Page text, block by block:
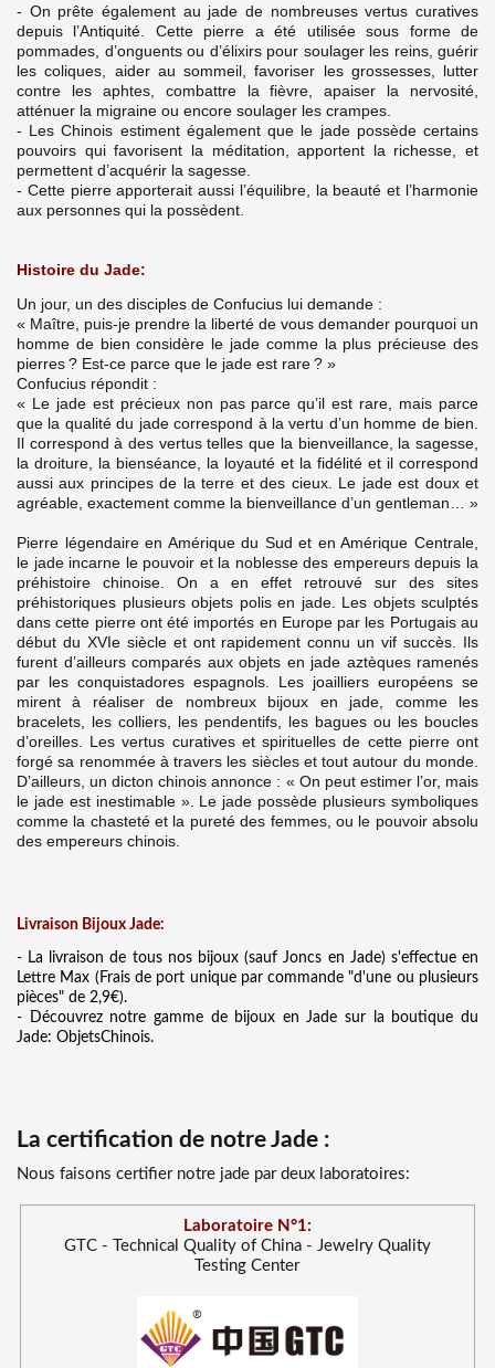
- On prête également au jade de nombreuses vertus curatives
depuis l’Antiquité. Cette pierre a été utilisée sous forme de
pommades, d’onguents ou d’élixirs pour soulager les reins, guérir
les coliques, aider au sommeil, favoriser les grossesses, lutter
contre les aphtes, combattre la fièvre, apaiser la nervosité,
atténuer la migraine ou encore soulager les crampes.
- Les Chinois estiment également que le jade possède certains
pouvoirs qui favorisent la méditation, apportent la richesse, et
permettent d’acquérir la sagesse.
- Cette pierre apporterait aussi l’équilibre, la beauté et l’harmonie
aux personnes qui la possèdent.
Histoire du Jade:
Un jour, un des disciples de Confucius lui demande :
« Maître, puis-je prendre la liberté de vous demander pourquoi un
homme de bien considère le jade comme la plus précieuse des
pierres ? Est-ce parce que le jade est rare ? »
Confucius répondit :
« Le jade est précieux non pas parce qu’il est rare, mais parce
que la qualité du jade correspond à la vertu d’un homme de bien.
Il correspond à des vertus telles que la bienveillance, la sagesse,
la droiture, la bienséance, la loyauté et la fidélité et il correspond
aussi aux principes de la terre et des cieux. Le jade est doux et
agréable, exactement comme la bienveillance d’un gentleman… »
Pierre légendaire en Amérique du Sud et en Amérique Centrale,
le jade incarne le pouvoir et la noblesse des empereurs depuis la
préhistoire chinoise. On a en effet retrouvé sur des sites
préhistoriques plusieurs objets polis en jade. Les objets sculptés
dans cette pierre ont été importés en Europe par les Portugais au
début du XVIe siècle et ont rapidement connu un vif succès. Ils
furent d’ailleurs comparés aux objets en jade aztèques ramenés
par les conquistadores espagnols. Les joailliers européens se
mirent à réaliser de nombreux bijoux en jade, comme les
bracelets, les colliers, les pendentifs, les bagues ou les boucles
d’oreilles. Les vertus curatives et spirituelles de cette pierre ont
forgé sa renommée à travers les siècles et tout autour du monde.
D’ailleurs, un dicton chinois annonce : « On peut estimer l’or, mais
le jade est inestimable ». Le jade possède plusieurs symboliques
comme la chasteté et la pureté des femmes, ou le pouvoir absolu
des empereurs chinois.
Livraison Bijoux Jade:
- La livraison de tous nos bijoux (sauf Joncs en Jade) s'effectue en
Lettre Max (Frais de port unique par commande "d'une ou plusieurs
pièces" de 2,9€).
- Découvrez notre gamme de bijoux en Jade sur la boutique du
Jade: ObjetsChinois.
La certification de notre Jade :
Nous faisons certifier notre jade par deux laboratoires:
Laboratoire N°1:
GTC - Technical Quality of China - Jewelry Quality
Testing Center